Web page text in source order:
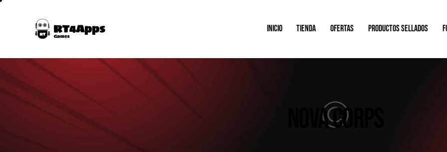
INICIO TIENDA OFERTAS PRODUCTOS SELLADOS
NOVA CORPS